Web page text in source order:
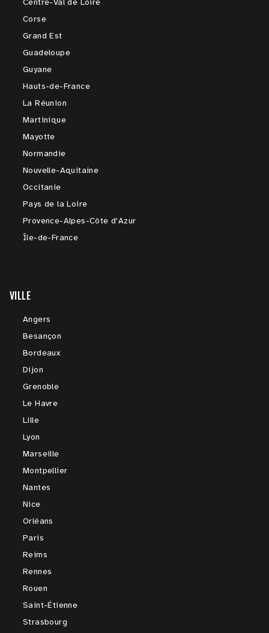
Centre-Val de Loire
Corse
Grand Est
Guadeloupe
Guyane
Hauts-de-France
La Réunion
Martinique
Mayotte
Normandie
Nouvelle-Aquitaine
Occitanie
Pays de la Loire
Provence-Alpes-Côte d'Azur
Île-de-France
VILLE
Angers
Besançon
Bordeaux
Dijon
Grenoble
Le Havre
Lille
Lyon
Marseille
Montpellier
Nantes
Nice
Orléans
Paris
Reims
Rennes
Rouen
Saint-Étienne
Strasbourg